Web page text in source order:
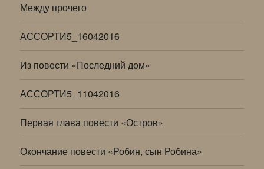
Между прочего
АССОРТИ5_16042016
Из повести «Последний дом»
АССОРТИ5_11042016
Первая глава повести «Остров»
Окончание повести «Робин, сын Робина»